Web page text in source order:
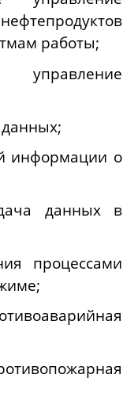
работы;
информации о
данных в
процессами